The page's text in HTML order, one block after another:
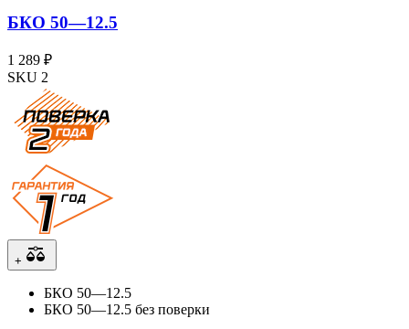
БКО 50—12.5
1 289 ₽
SKU 2
+
БКО 50—12.5
БКО 50—12.5 без поверки